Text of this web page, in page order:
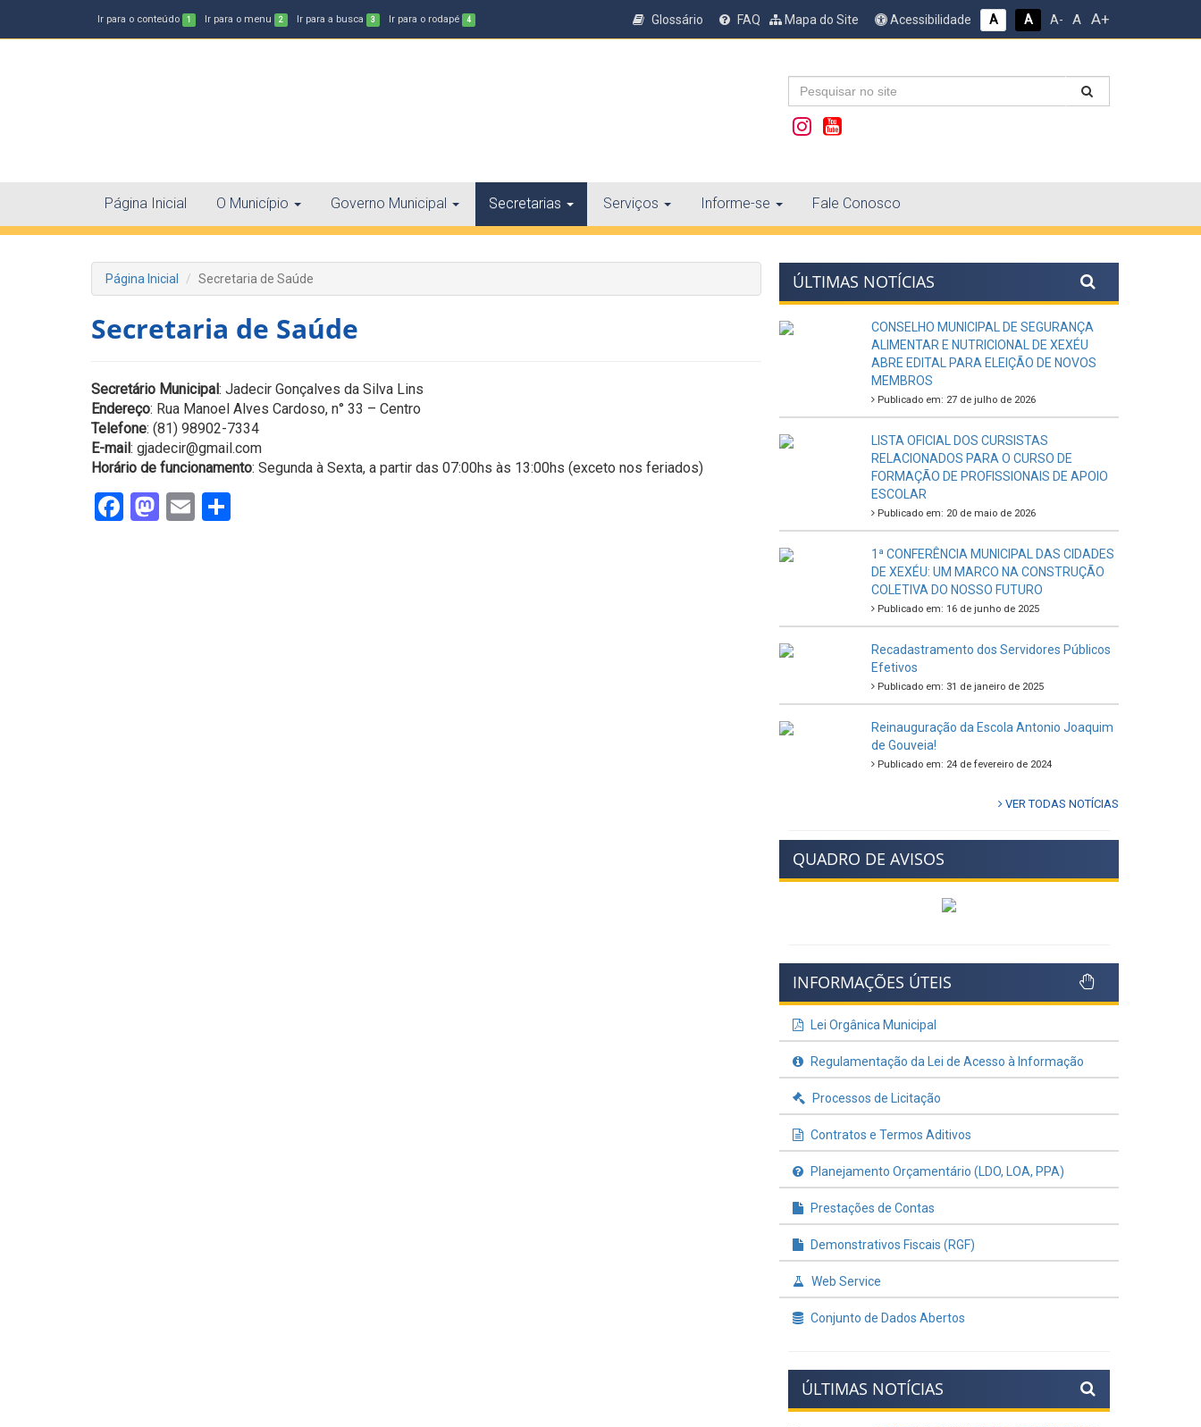
Ir para o conteúdo 1 Ir para o menu 2 Ir para a busca 3 Ir para o rodapé 4 Glossário FAQ Mapa do Site Acessibilidade A A A- A A+
Página Inicial O Município Governo Municipal Secretarias Serviços Informe-se Fale Conosco
Página Inicial Secretaria de Saúde
Secretaria de Saúde
Secretário Municipal: Jadecir Gonçalves da Silva Lins
Endereço: Rua Manoel Alves Cardoso, n° 33 – Centro
Telefone: (81) 98902-7334
E-mail: gjadecir@gmail.com
Horário de funcionamento: Segunda à Sexta, a partir das 07:00hs às 13:00hs (exceto nos feriados)
Facebook
Mastodon
Email
ÚLTIMAS NOTÍCIAS
CONSELHO MUNICIPAL DE SEGURANÇA
ALIMENTAR E NUTRICIONAL DE XEXÉU
ABRE EDITAL PARA ELEIÇÃO DE NOVOS
MEMBROS
Publicado em: 27 de julho de 2026
LISTA OFICIAL DOS CURSISTAS
RELACIONADOS PARA O CURSO DE
FORMAÇÃO DE PROFISSIONAIS DE APOIO
ESCOLAR
Publicado em: 20 de maio de 2026
1ª CONFERÊNCIA MUNICIPAL DAS CIDADES
DE XEXÉU: UM MARCO NA CONSTRUÇÃO
COLETIVA DO NOSSO FUTURO
Publicado em: 16 de junho de 2025
Recadastramento dos Servidores Públicos
Efetivos
Publicado em: 31 de janeiro de 2025
Reinauguração da Escola Antonio Joaquim
de Gouveia!
Publicado em: 24 de fevereiro de 2024
VER TODAS NOTÍCIAS
QUADRO DE AVISOS
INFORMAÇÕES ÚTEIS
Lei Orgânica Municipal
Regulamentação da Lei de Acesso à Informação
Processos de Licitação
Contratos e Termos Aditivos
Planejamento Orçamentário (LDO, LOA, PPA)
Prestações de Contas
Demonstrativos Fiscais (RGF)
Web Service
Conjunto de Dados Abertos
ÚLTIMAS NOTÍCIAS